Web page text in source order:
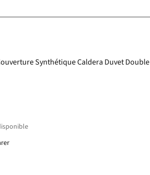
Synthétique Caldera Duvet Double